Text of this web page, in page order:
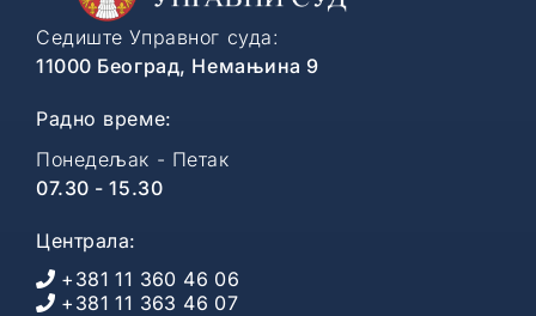
Седиште Управног суда:
11000 Београд, Немањина 9
Радно време:
Понедељак - Петак
07.30 - 15.30
Централа:
+381 11 360 46 06
+381 11 363 46 07